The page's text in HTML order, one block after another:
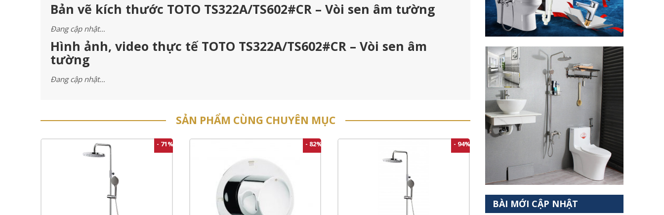
Bản vẽ kích thước TOTO TS322A/TS602#CR – Vòi sen âm tường
Đang cập nhật…
Hình ảnh, video thực tế TOTO TS322A/TS602#CR – Vòi sen âm
tường
Đang cập nhật…
SẢN PHẨM CÙNG CHUYÊN MỤC
- 71% - 82% - 94%
BÀI MỚI CẬP NHẬT